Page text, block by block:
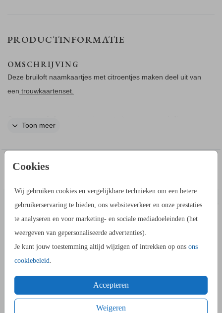
Cookies
Wij gebruiken cookies en vergelijkbare technieken om een betere
gebruikerservaring te bieden, ons websiteverkeer en onze prestaties
te analyseren en voor marketing- en sociale mediadoeleinden (het
weergeven van gepersonaliseerde advertenties).
Je kunt jouw toestemming altijd wijzigen of intrekken op ons ons
cookiebeleid.
Accepteren
Weigeren
PRODUCTINFORMATIE
OMSCHRIJVING
Deze bruiloft naamkaartjes met citroentjes maken deel uit van
een trouwkaartenset.
namen toe van jullie bruiloftsgasten.
Formaat
afmeting: 8x4 cm
aantal: 15
type: dubbelgevouwen
Toon meer
IN DEZELFDE STIJL KUN JE DIT OOK